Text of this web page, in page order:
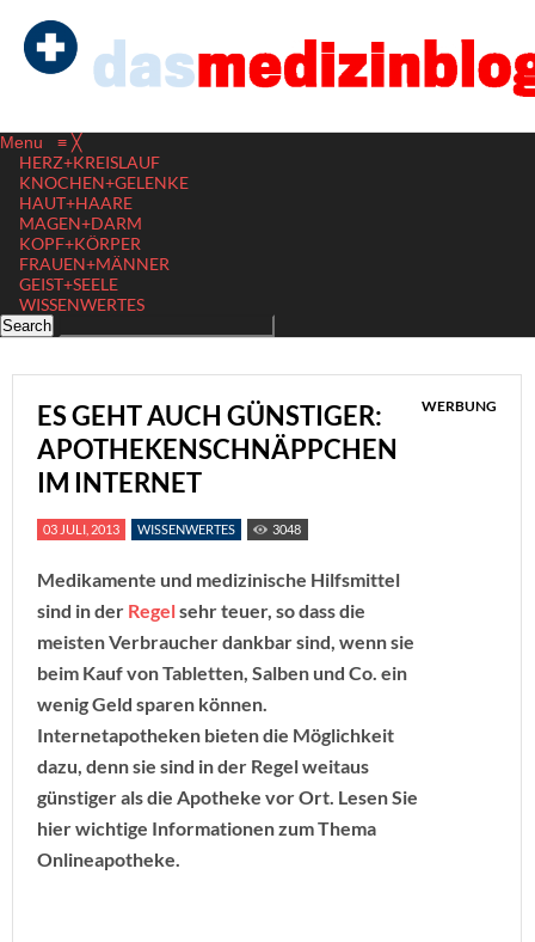
Menu ≡ ╳
HERZ+KREISLAUF
KNOCHEN+GELENKE
HAUT+HAARE
MAGEN+DARM
KOPF+KÖRPER
FRAUEN+MÄNNER
GEIST+SEELE
WISSENWERTES
ES GEHT AUCH GÜNSTIGER:
APOTHEKENSCHNÄPPCHEN
IM INTERNET
WERBUNG
03 JULI, 2013 WISSENWERTES 3048
Medikamente und medizinische Hilfsmittel
sind in der Regelsehr teuer, so dass die
meisten Verbraucher dankbar sind, wenn sie
beim Kauf von Tabletten, Salben und Co. ein
wenig Geld sparen können.
Internetapotheken bieten die Möglichkeit
dazu, denn sie sind in der Regel weitaus
günstiger als die Apotheke vor Ort. Lesen Sie
hier wichtige Informationen zum Thema
Onlineapotheke.